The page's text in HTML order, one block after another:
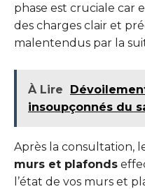
phase est cruciale car
des charges clair et
malentendus par la
À Lire
insoupçonnés du
Après la consultation,
murs et plafonds
l’état de vos murs et